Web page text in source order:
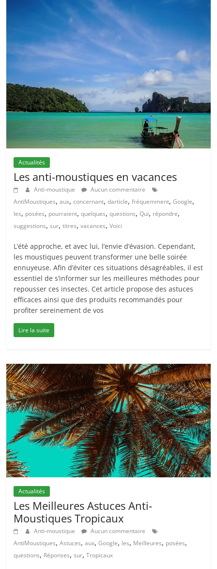
Actualités
Les anti-moustiques en vacances
Anti-moustique
Aucun commentaire
AntiMoustiques,aux,concernant,darticle,fréquemment,Google,
les, posées, pourraient,quelques,questions,Qui, répondre,
suggestions,sur,titres,vacances,Voici
L’été approche, et avec lui, l’envie d’évasion. Cependant,
les moustiques peuvent transformer une belle soirée
ennuyeuse. Afin d’éviter ces situations désagréables, il est
essentiel de s’informer sur les meilleures méthodes pour
repousser ces insectes. Cet article propose des astuces
efficaces ainsi que des produits recommandés pour
profiter sereinement de vos
Lire la suite
Actualités
Les Meilleures Astuces Anti-
Moustiques Tropicaux
Anti-moustique
Aucun commentaire
AntiMoustiques,Astuces,aux,Google, les, Meilleures, posées,
questions, Réponses,sur,Tropicaux